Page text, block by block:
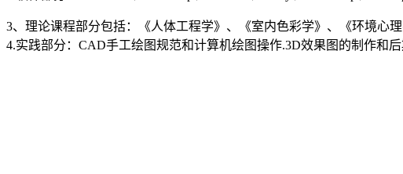
3、理论课程部分包括：《人体工程学》、《室内色彩学》、《环境心
4.实践部分：CAD手工绘图规范和计算机绘图操作.3D效果图的制作和